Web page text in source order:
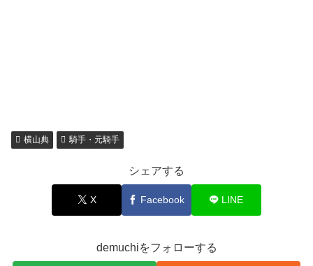
横山典 騎手・元騎手
シェアする
X Facebook LINE
demuchiをフォローする